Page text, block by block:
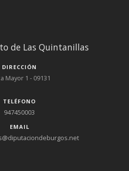
de Las Quintanillas
DIRECCIÓN
Mayor 1 - 09131
TELÉFONO
947450003
EMAIL